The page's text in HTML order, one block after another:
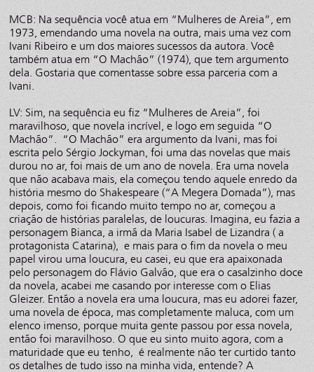
MCB: Na sequência você atua em “Mulheres de Areia”, em
1973, emendando uma novela na outra, mais uma vez com
Ivani Ribeiro e um dos maiores sucessos da autora. Você
também atua em “O Machão” (1974), que tem argumento
dela. Gostaria que comentasse sobre essa parceria com a
Ivani.
LV: Sim, na sequência eu fiz “Mulheres de Areia”, foi
maravilhoso, que novela incrível, e logo em seguida “O
Machão”. “O Machão” era argumento da Ivani, mas foi
escrita pelo Sérgio Jockyman, foi uma das novelas que mais
durou no ar, foi mais de um ano de novela. Era uma novela
que não acabava mais, ela começou tendo aquele enredo da
história mesmo do Shakespeare (“A Megera Domada”), mas
depois, como foi ficando muito tempo no ar, começou a
criação de histórias paralelas, de loucuras. Imagina, eu fazia a
personagem Bianca, a irmã da Maria Isabel de Lizandra ( a
protagonista Catarina), e mais para o fim da novela o meu
papel virou uma loucura, eu casei, eu que era apaixonada
pelo personagem do Flávio Galvão, que era o casalzinho doce
da novela, acabei me casando por interesse com o Elias
Gleizer. Então a novela era uma loucura, mas eu adorei fazer,
uma novela de época, mas completamente maluca, com um
elenco imenso, porque muita gente passou por essa novela,
então foi maravilhoso. O que eu sinto muito agora, com a
maturidade que eu tenho, é realmente não ter curtido tanto
os detalhes de tudo isso na minha vida, entende? A